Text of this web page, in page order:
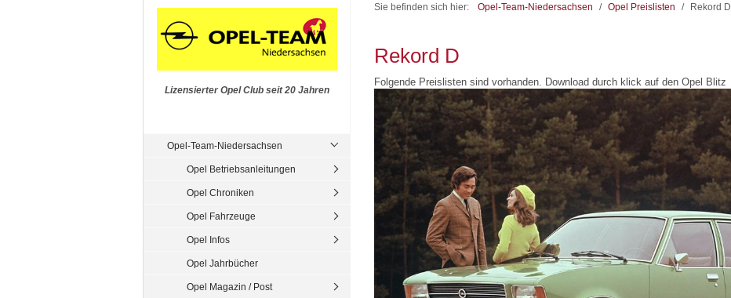
Lizensierter Opel Club seit 20 Jahren
Opel-Team-Niedersachsen
Opel Betriebsanleitungen
Opel Chroniken
Opel Fahrzeuge
Opel Infos
Opel Jahrbücher
Opel Magazin / Post
Sie befinden sich hier: Opel-Team-Niedersachsen / Opel Preislisten / Rekord D
Rekord D
Folgende Preislisten sind vorhanden. Download durch klick auf den Opel Blitz